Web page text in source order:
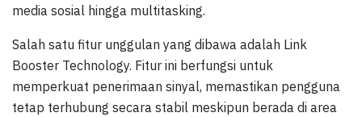
media sosial hingga multitasking.
Salah satu fitur unggulan yang dibawa adalah Link
Booster Technology. Fitur ini berfungsi untuk
memperkuat penerimaan sinyal, memastikan pengguna
tetap terhubung secara stabil meskipun berada di area